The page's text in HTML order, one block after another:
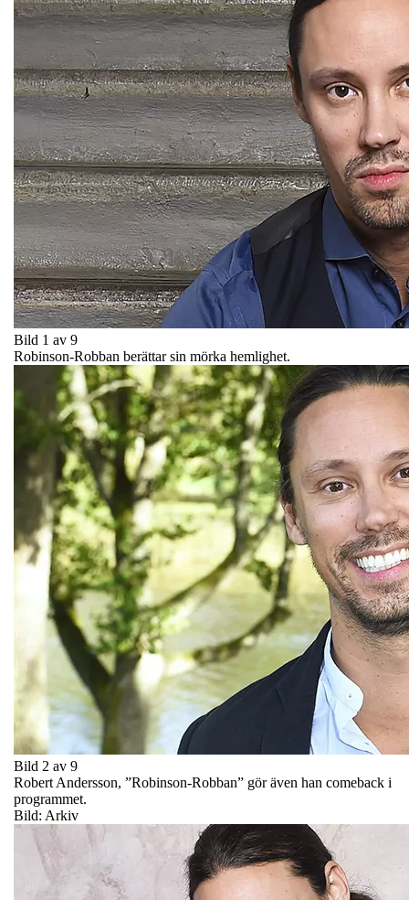
Bild 1 av 9
Robinson-Robban berättar sin mörka hemlighet.
Bild 2 av 9
Robert Andersson, ”Robinson-Robban” gör även han comeback i
programmet.
Bild: Arkiv